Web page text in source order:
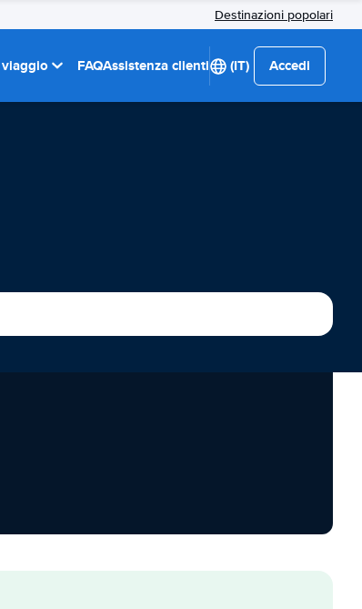
Destinazioni popolari
FAQAssistenza clienti (IT) Accedi